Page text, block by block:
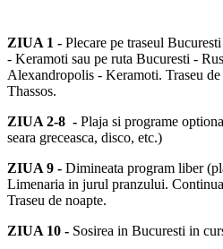
ZIUA 1 - Plecare pe traseul
- Keramoti sau pe ruta Bucuresti -
Alexandropolis - Keramoti. Traseu
Thassos.
ZIUA 2-8 - Plaja si programe
seara greceasca, disco, etc.)
ZIUA 9 - Dimineata program liber
Limenaria in jurul pranzului.
Traseu de noapte.
ZIUA 10 - Sosirea in Bucuresti in